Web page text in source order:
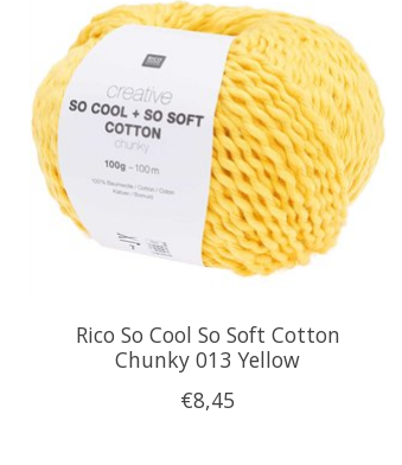
Rico So Cool So Soft Cotton
Chunky 013 Yellow
€8,45